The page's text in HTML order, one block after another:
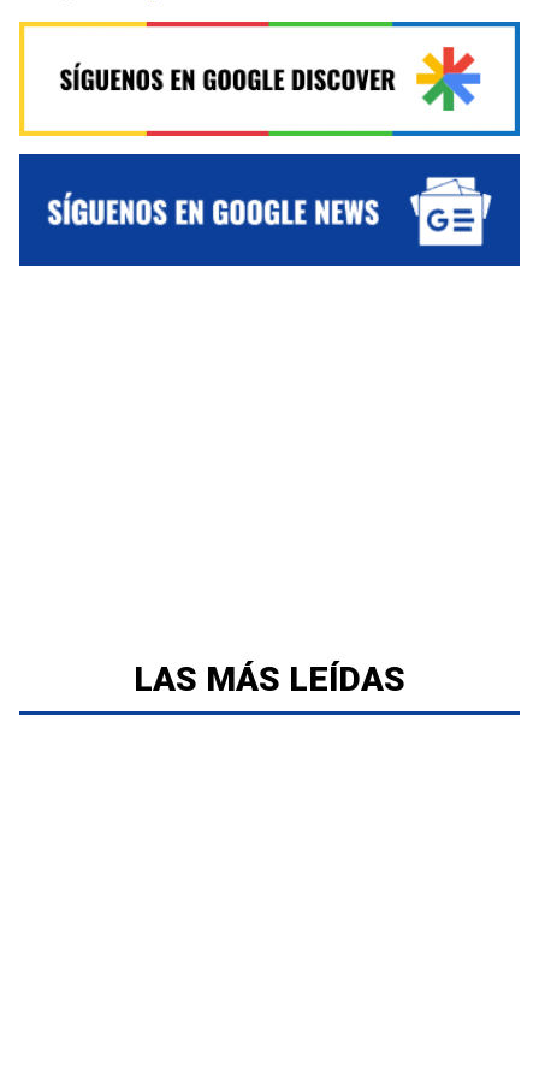
LAS MÁS LEÍDAS